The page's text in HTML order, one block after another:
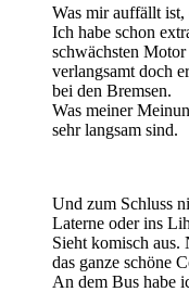
Was mir auffällt ist,
Ich habe schon
schwächsten
verlangsamt doch
bei den Bremsen.
Was meiner
sehr langsam sind.
Und zum Schluss
Laterne oder ins
Sieht komisch aus.
das ganze schöne
An dem Bus habe